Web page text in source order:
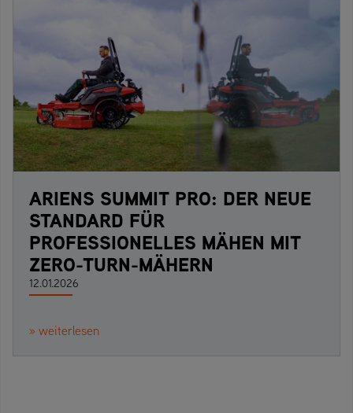
ARIENS SUMMIT PRO: DER NEUE
STANDARD FÜR
PROFESSIONELLES MÄHEN MIT
ZERO-TURN-MÄHERN
12.01.2026
» weiterlesen